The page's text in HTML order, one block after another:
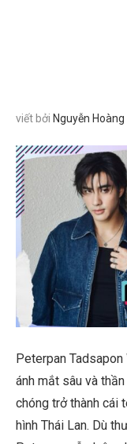
viết bởi Nguyễn
Peterpan
ánh mắt sâu và thần
chóng trở thành cái
hình Thái Lan. Dù